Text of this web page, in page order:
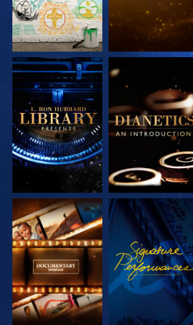
VERKEN DE SERIE VERKEN DE SERIE
VERKEN DE SERIE KIJK